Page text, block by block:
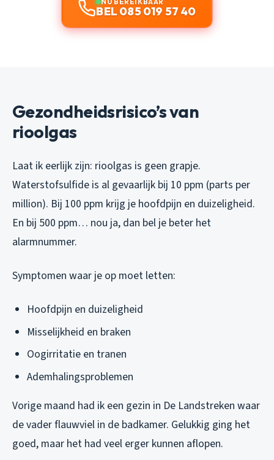
BEL 085 019 57 40
Gezondheidsrisico’s van
rioolgas
Laat ik eerlijk zijn: rioolgas is geen grapje.
Waterstofsulfide is al gevaarlijk bij 10 ppm (parts per
million). Bij 100 ppm krijg je hoofdpijn en duizeligheid.
En bij 500 ppm… nou ja, dan bel je beter het
alarmnummer.
Symptomen waar je op moet letten:
Hoofdpijn en duizeligheid
Misselijkheid en braken
Oogirritatie en tranen
Ademhalingsproblemen
Vorige maand had ik een gezin in De Landstreken waar
de vader flauwviel in de badkamer. Gelukkig ging het
goed, maar het had veel erger kunnen aflopen.